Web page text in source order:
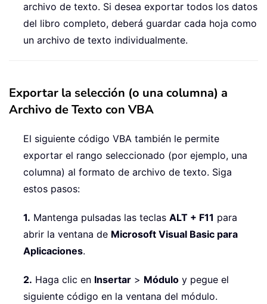
archivo de texto. Si desea exportar todos los datos
del libro completo, deberá guardar cada hoja como
un archivo de texto individualmente.
Exportar la selección (o una columna) a
Archivo de Texto con VBA
El siguiente código VBA también le permite
exportar el rango seleccionado (por ejemplo, una
columna) al formato de archivo de texto. Siga
estos pasos:
1. Mantenga pulsadas las teclas ALT + F11 para
abrir la ventana de Microsoft Visual Basic para
Aplicaciones.
2. Haga clic en Insertar > Módulo y pegue el
siguiente código en la ventana del módulo.